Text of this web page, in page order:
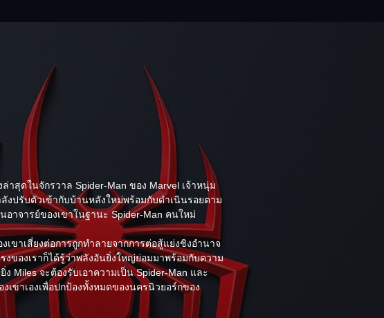
าสุดในจักรวาล Spider-Man ของ Marvel เจ้าหนุ่ม
ลังปรับตัวเข้ากับบ้านหลังใหม่พร้อมกับดำเนินรอยตาม
อาจารย์ของเขาในฐานะ Spider-Man คนใหม่
เขาเสี่ยงต่อการถูกทำลายจากการต่อสู้แย่งชิงอำนาจ
งของเราก็ได้รู้ว่าพลังอันยิ่งใหญ่ย่อมมาพร้อมกับความ
Miles จะต้องรับเอาความเป็น Spider-Man และ
เขาเองเพื่อปกป้องทั้งหมดของนครนิวยอร์กของ